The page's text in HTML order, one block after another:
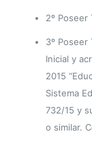
2º
3º
Inicial y
2015
Sistema
732/15 y
o similar.